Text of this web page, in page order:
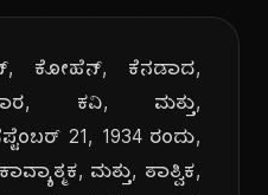
ಕೋಹೆನ್, ಕೆನಡಾದ,
ಕವಿ, ಮತ್ತು,
21, 1934 ರಂದು,
ಮತ್ತು, ತಾತ್ವಿಕ,